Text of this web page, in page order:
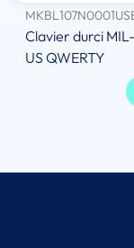
Clavier durci
US QWERTY